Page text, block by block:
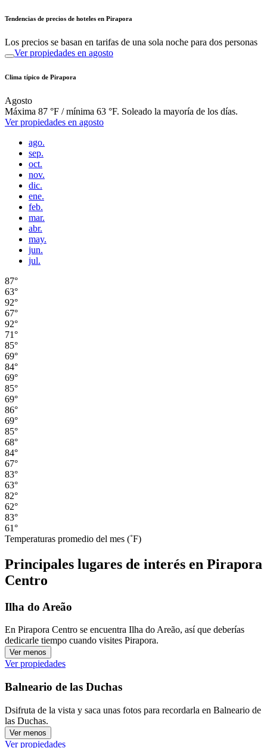
Tendencias de precios de hoteles en Pirapora
Los precios se basan en tarifas de una sola noche para dos personas
Ver propiedades en agosto
Clima típico de Pirapora
Agosto
Máxima 87 °F / mínima 63 °F. Soleado la mayoría de los días.
Ver propiedades en agosto
ago.
sep.
oct.
nov.
dic.
ene.
feb.
mar.
abr.
may.
jun.
jul.
87°
63°
92°
67°
92°
71°
85°
69°
84°
69°
85°
69°
86°
69°
85°
68°
84°
67°
83°
63°
82°
62°
83°
61°
Temperaturas promedio del mes (˚F)
Principales lugares de interés en Pirapora
Centro
Ilha do Areão
En Pirapora Centro se encuentra Ilha do Areão, así que deberías
dedicarle tiempo cuando visites Pirapora.
Ver menos
Ver propiedades
Balneario de las Duchas
Dsifruta de la vista y saca unas fotos para recordarla en Balneario de
las Duchas.
Ver menos
Ver propiedades